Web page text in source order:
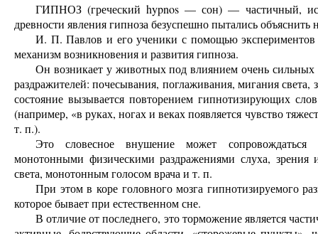
ГИПНОЗ (греческий hypnos — сон) — частичный,
древности явления гипноза безуспешно пытались объяснить
И. П. Павлов и его ученики с помощью
механизм возникновения и развития гипноза.
Он возникает у животных под влиянием очень
раздражителей: почесывания, поглаживания, мигания света,
состояние вызывается повторением гипнотизирующих
(например, «в руках, ногах и веках появляется чувство
т. п.).
Это словесное внушение может
монотонными физическими раздражениями слуха, зрения
света, монотонным голосом врача и т. п.
При этом в коре головного мозга гипнотизируемого
которое бывает при естественном сне.
В отличие от последнего, это торможение является